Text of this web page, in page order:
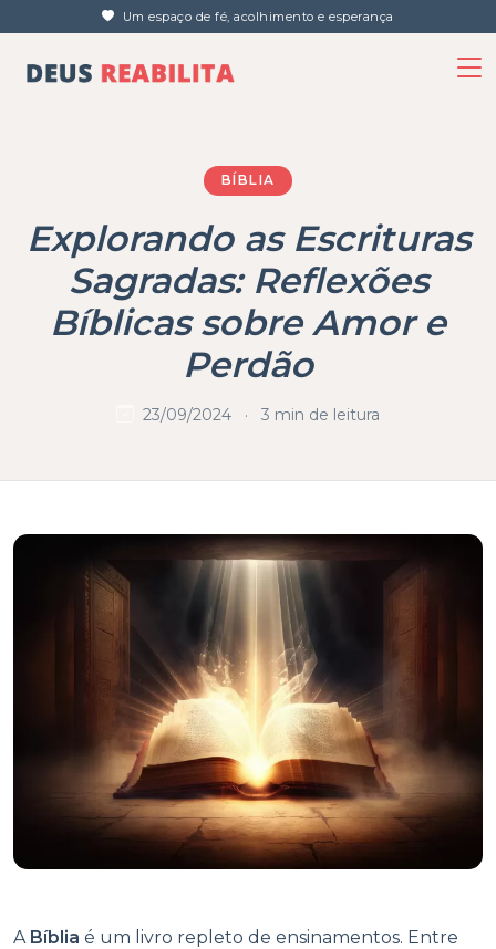
Um espaço de fé, acolhimento e esperança
BÍBLIA
Explorando as Escrituras
Sagradas: Reflexões
Bíblicas sobre Amor e
Perdão
23/09/2024 · 3 min de leitura
A Bíblia é um livro repleto de ensinamentos. Entre